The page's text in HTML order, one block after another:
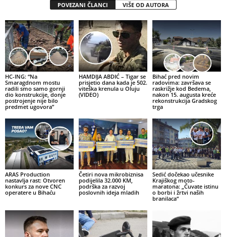
POVEZANI ČLANCI VIŠE OD AUTORA
HC-ING: “Na
Smaragdnom mostu
radili smo samo gornji
dio konstrukcije, donje
postrojenje nije bilo
predmet ugovora”
HAMDIJA ABDIĆ – Tigar se
prisjetio dana kada je 502.
viteška krenula u Oluju
(VIDEO)
Bihać pred novim
radovima: završava se
raskrižje kod Bedema,
nakon 15. augusta kreće
rekonstrukcija Gradskog
trga
ARAS Production
nastavlja rast: Otvoren
konkurs za nove CNC
operatere u Bihaću
Četiri nova mikrobiznisa
podijelila 32.000 KM,
podrška za razvoj
poslovnih ideja mladih
Sedić dočekao učesnike
Krajiškog moto-
maratona: „Čuvate istinu
o borbi i žrtvi naših
branilaca“